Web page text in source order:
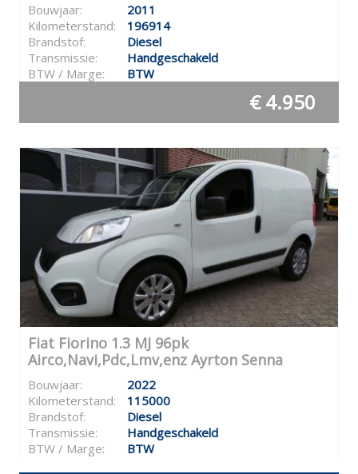
Bouwjaar:
2011
Kilometerstand:
196914
Brandstof:
Diesel
Transmissie:
Handgeschakeld
BTW / Marge:
BTW
€ 4.950
Fiat Fiorino 1.3 MJ 96pk
Airco,Navi,Pdc,Lmv,enz Ayrton Senna
Bouwjaar:
2022
Kilometerstand:
115000
Brandstof:
Diesel
Transmissie:
Handgeschakeld
BTW / Marge:
BTW